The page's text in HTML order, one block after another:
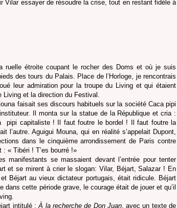
Vilar essayer de résoudre la crise, tout en restant fidèle à
ruelle étroite coupant le rocher des Doms et où je suis
des tours du Palais. Place de l’Horloge, je rencontrais
leur admiration pour la troupe du Living et qui étaient
Living et la direction du Festival.
faisait ses discours habituels sur la société Caca pipi
Il monta sur la statue de la République et cria :
pipi capitaliste ! Il faut foutre le bordel ! Il faut foutre la
l’autre. Aguigui Mouna, qui en réalité s’appelait Dupont,
dans le cinquième arrondissement de Paris contre
« Tibéri ! T’es bourré !»
manifestants se massaient devant l’entrée pour tenter
et se mirent à crier le slogan: Vilar, Béjart, Salazar ! En
Béjart au vieux dictateur portugais, était ridicule. Béjart
cette période grave, le courage était de jouer et qu’il
intitulé :À la recherche de Don Juan, avec un texte de